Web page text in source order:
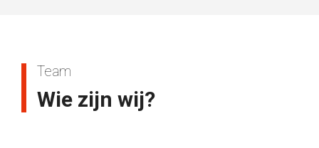
Team
Wie zijn wij?